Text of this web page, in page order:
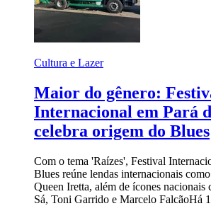
Cultura e Lazer
Maior do gênero:
Internacional em Pará
celebra origem do Blues
Com o tema 'Raízes', Festival
Blues reúne lendas internacionais
Queen Iretta, além de ícones nacionais
Sá, Toni Garrido e Marcelo FalcãoHá